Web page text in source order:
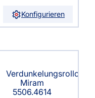
Konfigurieren
Verdunkelungsrollo
Miram
5506.4614